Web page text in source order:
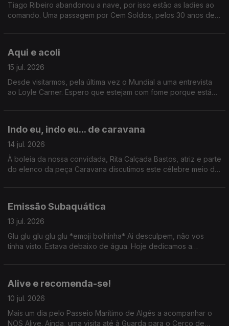
Tiago Ribeiro abandonou a nave, por isso estão as ladies ao
comando. Uma passagem por Cem Soldos, pelos 30 anos de
Aqui e acoli
15 jul. 2026
Desde visitarmos, pela última vez o Mundial a uma entrevista
ao Loyle Carner. Espero que estejam com fome porque está
Indo eu, indo eu... de caravana
14 jul. 2026
À boleia da nossa convidada, Rita Calçada Bastos, atriz e parte
do elenco da peça Caravana discutimos este célebre meio de
Emissão Subaquática
13 jul. 2026
Glu glu glu glu glu *emoji bolhinha* Ai desculpem, não vos
tinha visto. Estava debaixo de água. Hoje dedicamos a
Alive e recomenda-se!
10 jul. 2026
Mais um dia pelo Passeio Marítimo de Algés a acompanhar o
NOS Alive. Ainda, uma visita até à Guarda para o Cerco de